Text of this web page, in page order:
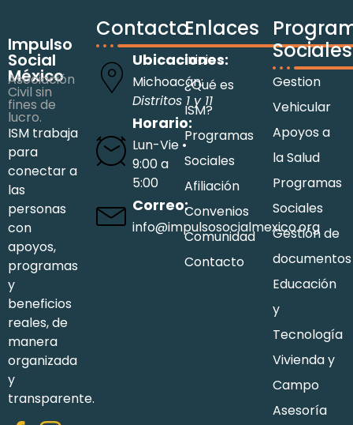
Impulso
Social
México
Asociación
Civil sin
fines de
lucro.
ISM trabaja
para
conectar a
las
personas
con
apoyos,
programas
y
beneficios
reales, de
manera
organizada
y
transparente.
Contacto
Ubicaciones:
Michoacán:
Distritos 1 y 11
Horario:
Lun-Vie •
9:00 a
5:00
Correo:
info@impulsosocialmexico.org
Enlaces
Inicio
¿Qué es
ISM?
Programas
Sociales
Afiliación
Convenios
Comunidad
Contacto
Sociales
Gestion
Vehicular
Apoyos a
la Salud
Programas
Sociales
Gestión de
documentos
Educación
y
Tecnología
Vivienda y
Campo
Asesoría